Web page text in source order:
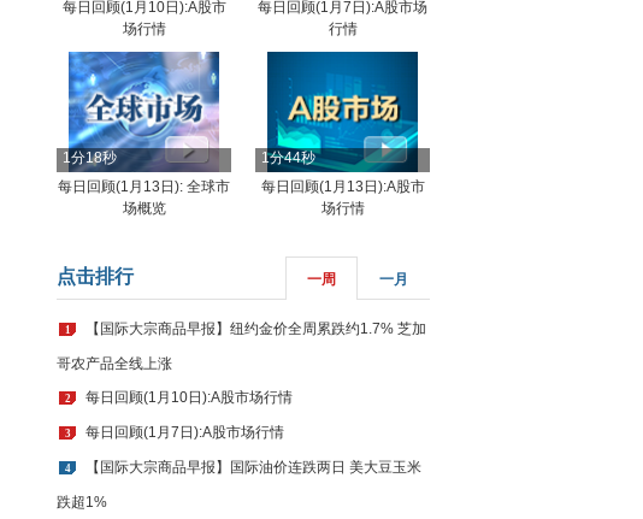
每日回顾(1月10日):A股市
场行情
每日回顾(1月7日):A股市场
行情
1分18秒
每日回顾(1月13日): 全球市
场概览
1分44秒
每日回顾(1月13日):A股市
场行情
点击排行 一周 一月
1 【国际大宗商品早报】纽约金价全周累跌约1.7% 芝加
哥农产品全线上涨
2 每日回顾(1月10日):A股市场行情
3 每日回顾(1月7日):A股市场行情
4 【国际大宗商品早报】国际油价连跌两日 美大豆玉米
跌超1%